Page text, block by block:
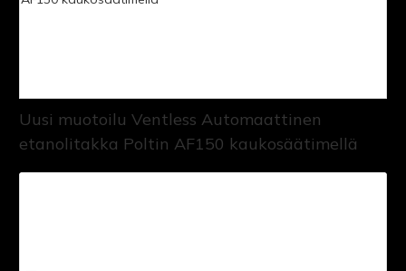
Uusi muotoilu Ventless Automaattinen
etanolitakka Poltin AF150 kaukosäätimellä